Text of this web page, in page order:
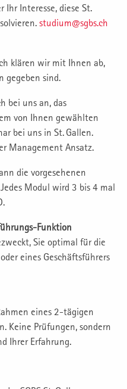
Interesse, diese St.
studium@sgbs.ch
klären wir mit Ihnen ab,
gegeben sind.
bei uns an, das
von Ihnen gewählten
bei uns in St. Gallen.
Management Ansatz.
die vorgesehenen
Modul wird 3 bis 4 mal
Funktion
Sie optimal für die
eines Geschäftsführers
eines 2-tägigen
Keine Prüfungen, sondern
Ihrer Erfahrung.